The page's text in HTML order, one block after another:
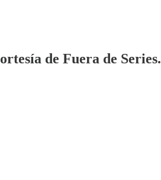
de Fuera de Series.